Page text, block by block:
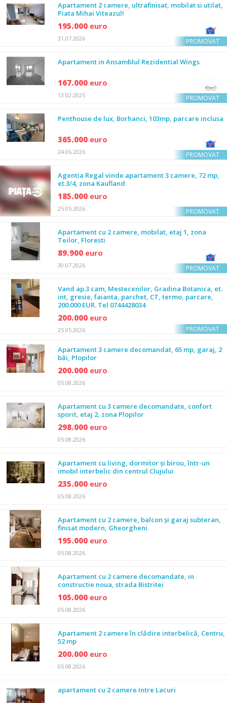
Apartament 2 camere, ultrafinisat, mobilat si utilat,
Piata Mihai Viteazul!
195.000 euro
31.07.2026 PROMOVAT
Apartament in Ansamblul Rezidential Wings
167.000 euro
13.02.2025 PROMOVAT
Penthouse de lux, Borhanci, 103mp, parcare inclusa
365.000 euro
24.06.2026 PROMOVAT
Agentia Regal vinde apartament 3 camere, 72 mp,
et.3/4, zona Kaufland
185.000 euro
25.05.2026 PROMOVAT
Apartament cu 2 camere, mobilat, etaj 1, zona
Teilor, Floresti
89.900 euro
30.07.2026 PROMOVAT
Vand ap.3 cam, Mestecenilor, Gradina Botanica, et.
int, gresie, faianta, parchet, CT, termo, parcare,
200.000 EUR. Tel 0744428034
200.000 euro
25.05.2026 PROMOVAT
Apartament 3 camere decomandat, 65 mp, garaj, 2
băi, Plopilor
200.000 euro
05.08.2026
Apartament cu 3 camere decomandate, confort
sporit, etaj 2, zona Plopilor
298.000 euro
05.08.2026
Apartament cu living, dormitor și birou, într-un
imobil interbelic din centrul Clujului
235.000 euro
05.08.2026
Apartament cu 2 camere, balcon și garaj subteran,
finisat modern, Gheorgheni
195.000 euro
05.08.2026
Apartament cu 2 camere decomandate, in
constructie noua, strada Bistritei
105.000 euro
05.08.2026
Apartament 2 camere în clădire interbelică, Centru,
52 mp
200.000 euro
05.08.2026
apartament cu 2 camere Intre Lacuri